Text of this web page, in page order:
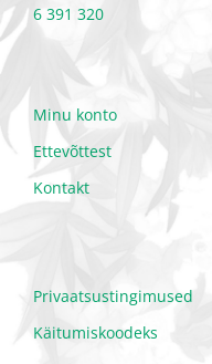
6 391 320
Minu konto
Ettevõttest
Kontakt
Privaatsustingimused
Käitumiskoodeks